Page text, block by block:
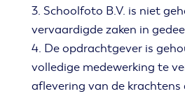
3. Schoolfoto B.V. is niet
vervaardigde zaken in
4. De opdrachtgever is
volledige medewerking te
aflevering van de krachtens